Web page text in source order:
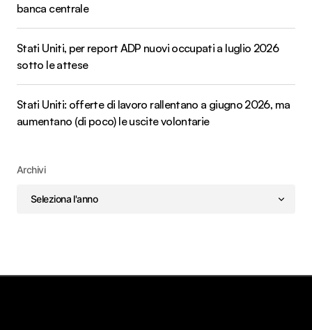
banca centrale
Stati Uniti, per report ADP nuovi occupati a luglio 2026
sotto le attese
Stati Uniti: offerte di lavoro rallentano a giugno 2026, ma
aumentano (di poco) le uscite volontarie
Archivi